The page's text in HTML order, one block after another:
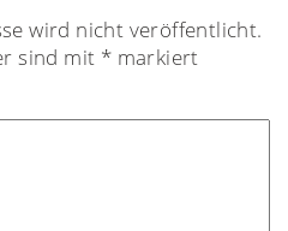
wird nicht veröffentlicht.
sind mit * markiert